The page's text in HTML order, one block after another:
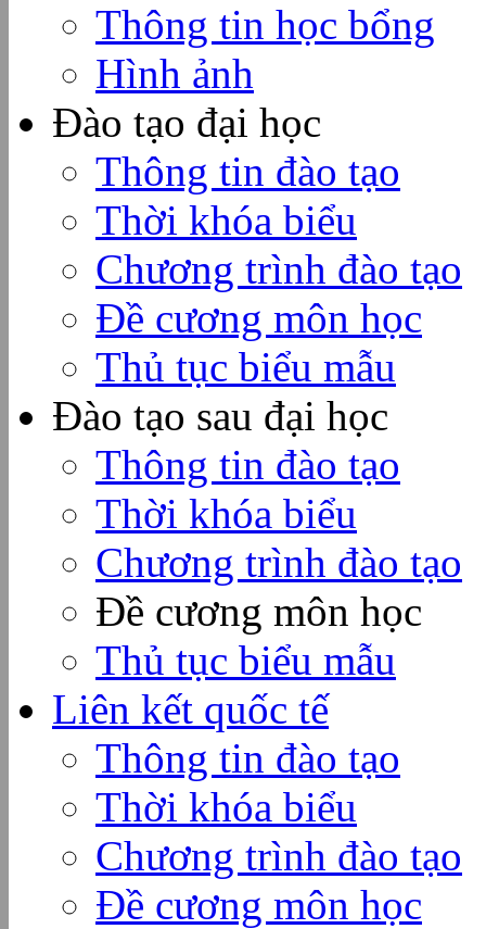
Thông tin học bổng
Hình ảnh
Đào tạo đại học
Thông tin đào tạo
Thời khóa biểu
Chương trình đào tạo
Đề cương môn học
Thủ tục biểu mẫu
Đào tạo sau đại học
Thông tin đào tạo
Thời khóa biểu
Chương trình đào tạo
Đề cương môn học
Thủ tục biểu mẫu
Liên kết quốc tế
Thông tin đào tạo
Thời khóa biểu
Chương trình đào tạo
Đề cương môn học